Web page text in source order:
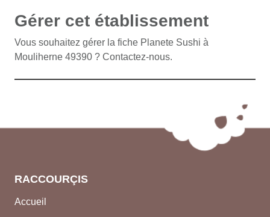
Gérer cet établissement
Vous souhaitez gérer la fiche Planete Sushi à
Mouliherne 49390 ? Contactez-nous.
RACCOURÇIS
Accueil